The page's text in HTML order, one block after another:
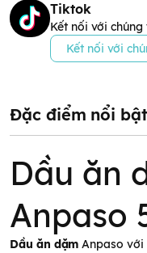
Tiktok
Kết nối với chúng
Kết nối với
Đặc điểm nổi bật
Dầu ăn
Anpaso
Dầu ăn dặm Anpaso với